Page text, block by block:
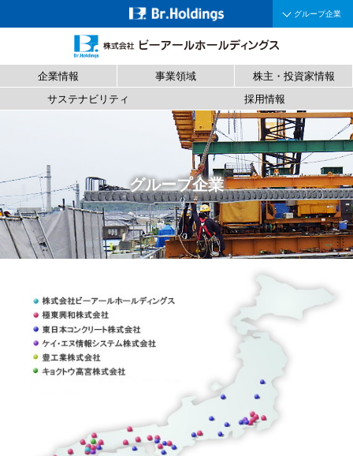
グループ企業
企業情報 事業領域
株主・投資家情報
サステナビリティ
採用情報
グループ企業